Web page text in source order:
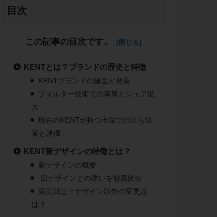
目次
この記事の目次です。
KENTとは？ブランドの歴史と特徴
KENTブランドの誕生と発展
フィルター技術での革新とシェア拡
大
現在のKENTが持つ市場での立ち位
置と評価
KENT新デザインの特徴とは？
新デザインの概要
旧デザインとの違いを徹底比較
発売日は？デザイン以外の変更点
は？